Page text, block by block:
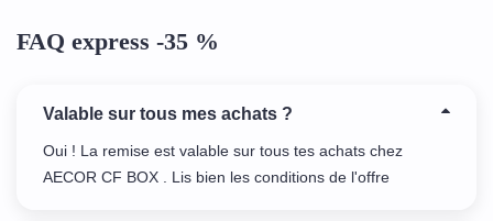
FAQ express -35 %
Valable sur tous mes achats ?
Oui ! La remise est valable sur tous tes achats chez
AECOR CF BOX . Lis bien les conditions de l'offre